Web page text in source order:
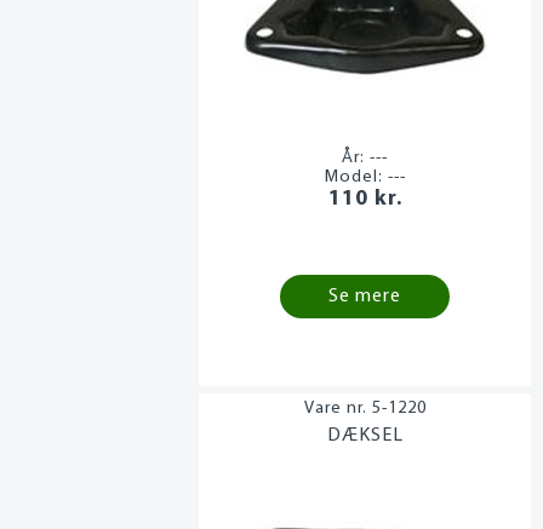
År:---
Model: ---
110 kr.
Se mere
5-1220
DÆKSEL